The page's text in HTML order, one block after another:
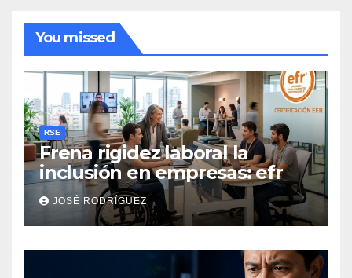
You missed
RSE
Frena rigidez laboral la
inclusión en empresas: efr
JOSÉ RODRÍGUEZ